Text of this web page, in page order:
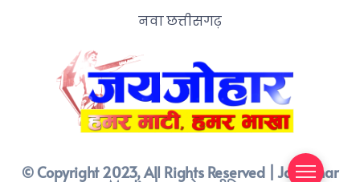
नवा छत्तीसगढ़
© Copyright 2023, All Rights Reserved | Jay Johar